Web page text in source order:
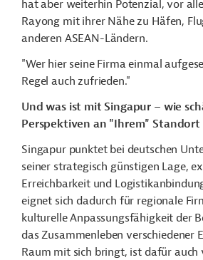
hat aber weiterhin Potenzial, vor
Rayong mit ihrer Nähe zu Häfen,
anderen ASEAN-Ländern.
"Wer hier seine Firma einmal
Regel auch zufrieden."
Und was ist mit Singapur – wie
Perspektiven an "Ihrem" Standort
Singapur punktet bei deutschen
seiner strategisch günstigen Lage,
Erreichbarkeit und
eignet sich dadurch für regionale
kulturelle Anpassungsfähigkeit der
das Zusammenleben verschiedener
Raum mit sich bringt, ist dafür auch